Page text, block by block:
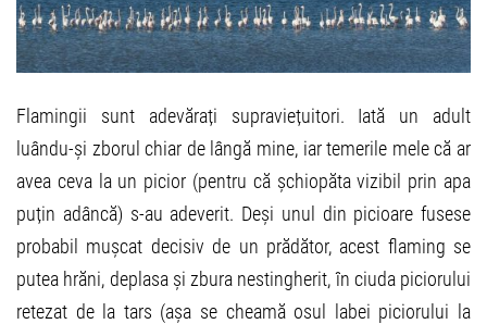
Flamingii sunt adevărați supraviețuitori. Iată un adult
luându-și zborul chiar de lângă mine, iar temerile mele că ar
avea ceva la un picior (pentru că șchiopăta vizibil prin apa
puțin adâncă) s-au adeverit. Deși unul din picioare fusese
probabil mușcat decisiv de un prădător, acest flaming se
putea hrăni, deplasa și zbura nestingherit, în ciuda piciorului
retezat de la tars (așa se cheamă osul labei piciorului la